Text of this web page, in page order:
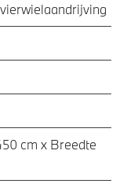
cm x Breedte